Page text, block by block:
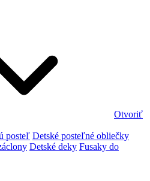
Otvoriť
posteľ Detské posteľné obliečky
Detské deky Fusaky do